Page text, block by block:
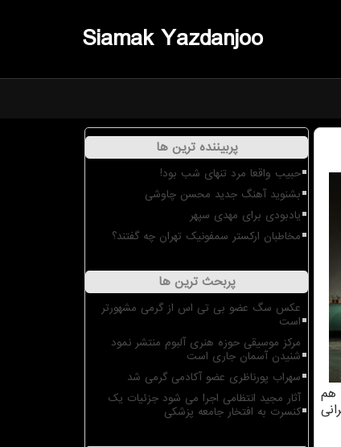
Siamak Yazdanjoo
هم
پربیننده ترین ها
حبیب واقعا مرد تنهای شب بود!
بشنوید آهنگ جدید محسن چاوشی
یادبودی برای مهدی سپهر
مخاطبان ارکستر سمفونیک تهران چه گفتند؟
پربحث ترین ها
عکس سگ عضو بی تی اس از گرمی مشهورتر
است
مرکز موسیقی حوزه هنری آلبوم منتشر نمود
شنیدن آسمان جاری است
سهراب پورناظری عضو آکادمی گرمی شد
آثار مجید انتظامی اجرا می شود جزئیات یک
کنسرت به افتخار جامعه پزشکی